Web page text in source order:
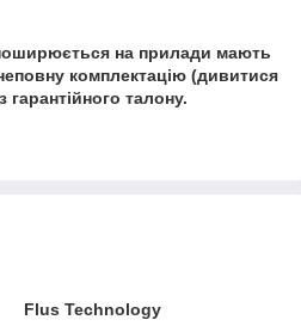
на прилади мають
комплектацію (дивитися
талону.
Flus Technology